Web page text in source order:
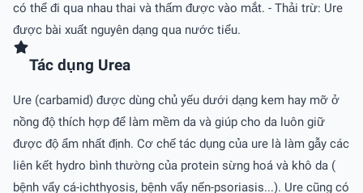
có thể đi qua nhau thai và thấm được vào mắt. - Thải trừ: Ure
được bài xuất nguyên dạng qua nước tiểu.
Tác dụng Urea
Ure (carbamid) được dùng chủ yếu dưới dạng kem hay mỡ ở
nồng độ thích hợp để làm mềm da và giúp cho da luôn giữ
được độ ẩm nhất định. Cơ chế tác dụng của ure là làm gẫy các
liên kết hydro bình thường của protein sừng hoá và khô da (
bệnh vẩy cá-ichthyosis, bệnh vẩy nến-psoriasis...). Ure cũng có